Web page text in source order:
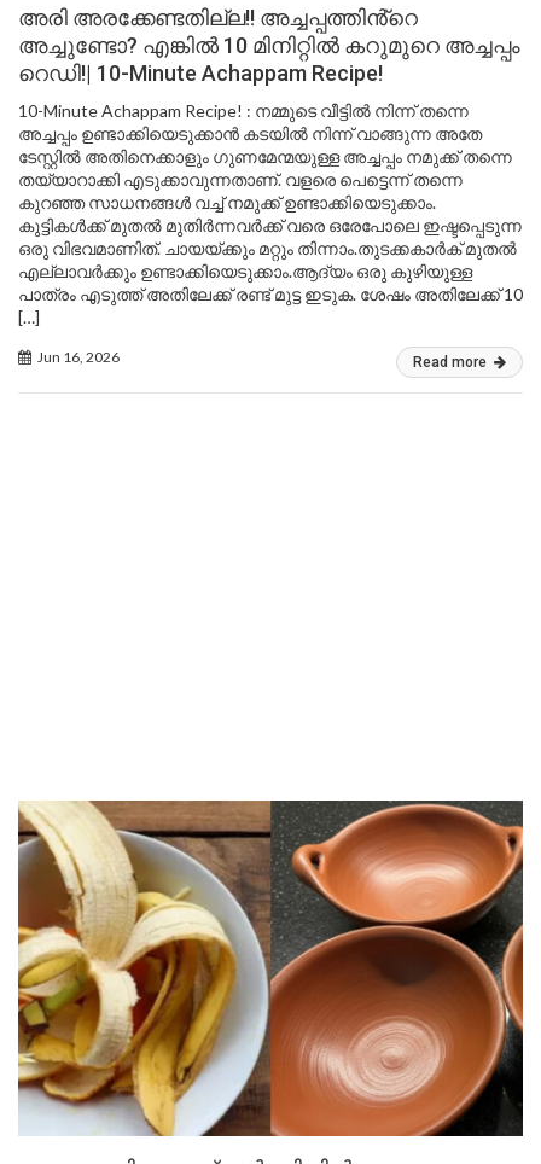
അരി അരക്കേണ്ടതില്ല!! അച്ചപ്പത്തിൻ്റെ
അച്ചുണ്ടോ? എങ്കിൽ 10 മിനിറ്റിൽ കറുമുറെ അച്ചപ്പം
റെഡി!| 10-Minute Achappam Recipe!
10-Minute Achappam Recipe! : നമ്മുടെ വീട്ടിൽ നിന്ന് തന്നെ
അച്ചപ്പം ഉണ്ടാക്കിയെടുക്കാൻ കടയിൽ നിന്ന് വാങ്ങുന്ന അതേ
ടേസ്റ്റിൽ അതിനെക്കാളും ഗുണമേന്മയുള്ള അച്ചപ്പം നമുക്ക് തന്നെ
തയ്യാറാക്കി എടുക്കാവുന്നതാണ്. വളരെ പെട്ടെന്ന് തന്നെ
കുറഞ്ഞ സാധനങ്ങൾ വച്ച് നമുക്ക് ഉണ്ടാക്കിയെടുക്കാം.
കുട്ടികൾക്ക് മുതൽ മുതിർന്നവർക്ക് വരെ ഒരേപോലെ ഇഷ്ടപ്പെടുന്ന
ഒരു വിഭവമാണിത്. ചായയ്ക്കും മറ്റും തിന്നാം.തുടക്കകാർക് മുതൽ
എല്ലാവർക്കും ഉണ്ടാക്കിയെടുക്കാം.ആദ്യം ഒരു കുഴിയുള്ള
പാത്രം എടുത്ത് അതിലേക്ക് രണ്ട് മുട്ട ഇടുക. ശേഷം അതിലേക്ക് 10
[…]
Jun 16, 2026 Read more